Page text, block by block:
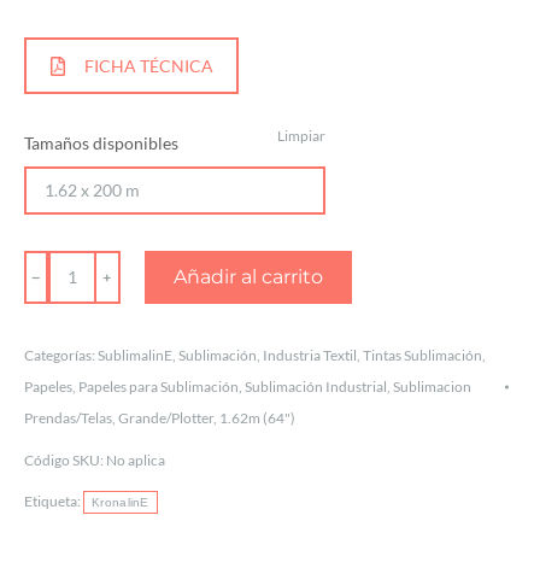
FICHA TÉCNICA
Tamaños disponibles Limpiar
PAPEL
PROFESIONAL
SUBLIMACIÓN
SECADO
cantidad
Añadir al carrito
Categorías: SublimalinE, Sublimación, Industria Textil, Tintas Sublimación,
Papeles, Papeles para Sublimación, Sublimación Industrial, Sublimacion
Prendas/Telas, Grande/Plotter, 1.62m (64")
Código SKU: No aplica
Etiqueta: KronalinE